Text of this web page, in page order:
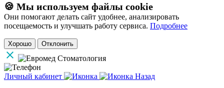
🍪 Мы используем файлы cookie
Они помогают делать сайт удобнее, анализировать
посещаемость и улучшать работу сервиса. Подробнее
Хорошо Отклонить
Личный кабинет
Назад